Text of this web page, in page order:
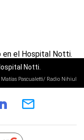
Notti.
Matías Pascualetti/ Radio Nihiul